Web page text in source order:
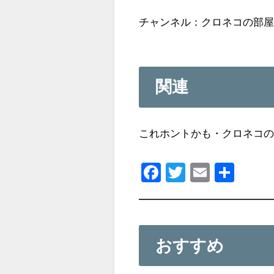
チャンネル：クロネコの部屋
関連
これホントかも・クロネコ
F
e
b
T
er
E
おすすめ